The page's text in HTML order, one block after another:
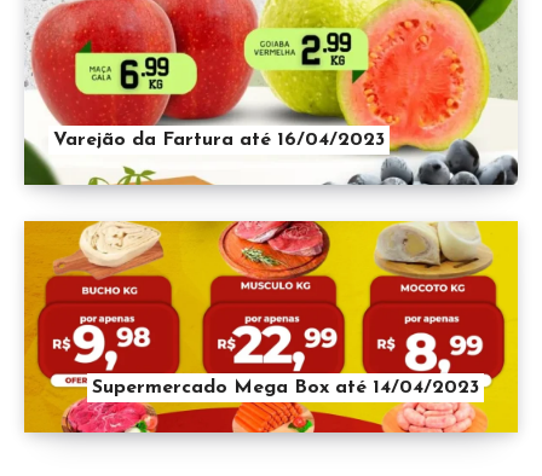
Varejão da Fartura até 16/04/2023
Supermercado Mega Box até 14/04/2023